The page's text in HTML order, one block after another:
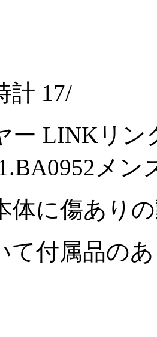
計 17/
ー LINKリン
メン
体に傷あり
て付属品の